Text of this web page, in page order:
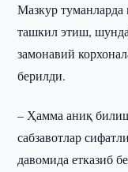
Мазкур туманларда
ташкил этиш,
замонавий
берилди.
– Ҳамма аниқ
сабзавотлар
давомида етказиб